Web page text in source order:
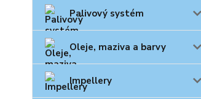
Palivový systém
Oleje, maziva a barvy
Impellery